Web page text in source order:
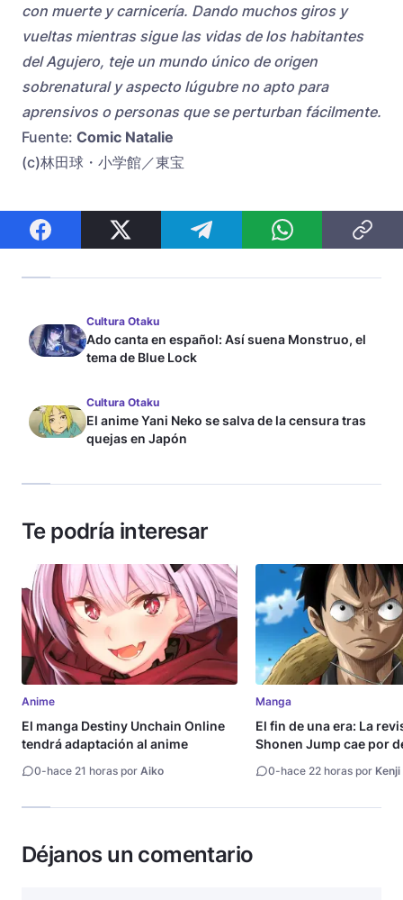
con muerte y carnicería. Dando muchos giros y
vueltas mientras sigue las vidas de los habitantes
del Agujero, teje un mundo único de origen
sobrenatural y aspecto lúgubre no apto para
aprensivos o personas que se perturban fácilmente.
Fuente: Comic Natalie
(c)林田球・小学館／東宝
Cultura Otaku
Ado canta en español: Así suena Monstruo, el
tema de Blue Lock
Cultura Otaku
El anime Yani Neko se salva de la censura tras
quejas en Japón
Te podría interesar
Anime
El manga Destiny Unchain Online
tendrá adaptación al anime
0-hace 21 horas por Aiko
Manga
El fin de una era: La
Shonen Jump cae por
0-hace 22 horas por Kenji
Déjanos un comentario